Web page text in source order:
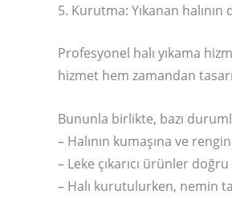
5. Kurutma: Yıkanan
Profesyonel halı yıkama
hizmet hem zamandan
Bununla birlikte, bazı
– Halının kumaşına ve
– Leke çıkarıcı ürünler
– Halı kurutulurken, nemin